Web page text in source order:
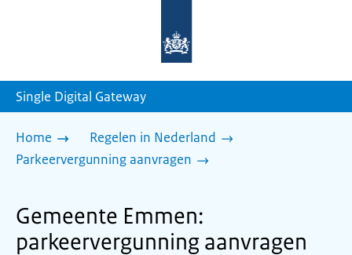
homepage
Single Digital Gateway
Home
Regelen in Nederland
Parkeervergunning aanvragen
Gemeente Emmen:
parkeervergunning aanvragen